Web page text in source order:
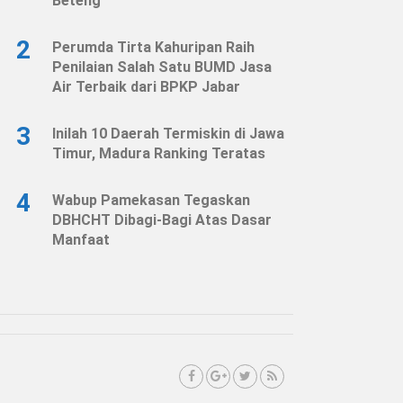
2
Perumda Tirta Kahuripan Raih
Penilaian Salah Satu BUMD Jasa
Air Terbaik dari BPKP Jabar
3
Inilah 10 Daerah Termiskin di Jawa
Timur, Madura Ranking Teratas
4
Wabup Pamekasan Tegaskan
DBHCHT Dibagi-Bagi Atas Dasar
Manfaat